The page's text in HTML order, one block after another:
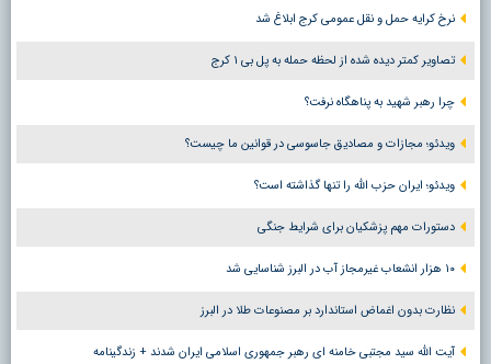
نرخ کرایه حمل و نقل عمومی کرج ابلاغ شد
تصاویر کمتر دیده شده از لحظه حمله به پل بی ۱ کرج
چرا رهبر شهید به پناهگاه نرفت؟
ویدئو؛ مجازات و مصادیق جاسوسی در قوانین ما چیست؟
ویدئو؛ ایران حزب الله را تنها گذاشته است؟
دستورات مهم پزشکیان برای شرایط جنگی
۱۰ هزار انشعاب غیرمجاز آب در البرز شناسایی شد
نظارت بدون اغماض استاندارد بر مصنوعات طلا در البرز
آیت الله سید مجتبی خامنه ای رهبر جمهوری اسلامی ایران شدند + زندگینامه